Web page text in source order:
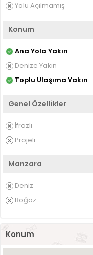
Yolu Açılmamış
Konum
Ana Yola Yakın
Denize Yakın
Toplu Ulaşıma Yakın
Genel Özellikler
İfrazlı
Projeli
Manzara
Deniz
Boğaz
Konum